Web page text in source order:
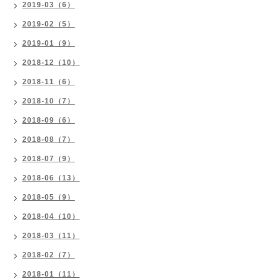
2019-03（6）
2019-02（5）
2019-01（9）
2018-12（10）
2018-11（6）
2018-10（7）
2018-09（6）
2018-08（7）
2018-07（9）
2018-06（13）
2018-05（9）
2018-04（10）
2018-03（11）
2018-02（7）
2018-01（11）